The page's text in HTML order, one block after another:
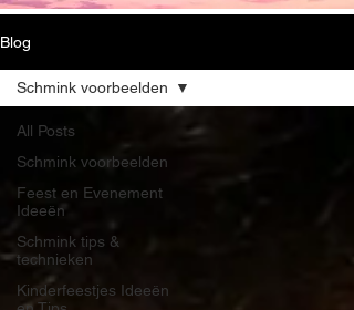
Blog
All Posts
Schmink voorbeelden
Feest en Evenement
Ideeën
Schmink tips &
technieken
Kinderfeestjes Ideeën
Schmink voorbeelden